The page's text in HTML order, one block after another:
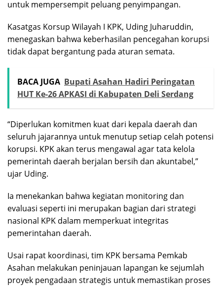
untuk mempersempit peluang penyimpangan.
Kasatgas Korsup Wilayah I KPK, Uding Juharuddin,
menegaskan bahwa keberhasilan pencegahan korupsi
tidak dapat bergantung pada aturan semata.
BACA JUGA Bupati Asahan Hadiri Peringatan
HUT Ke-26 APKASI di Kabupaten Deli Serdang
“Diperlukan komitmen kuat dari kepala daerah dan
seluruh jajarannya untuk menutup setiap celah potensi
korupsi. KPK akan terus mengawal agar tata kelola
pemerintah daerah berjalan bersih dan akuntabel,”
ujar Uding.
Ia menekankan bahwa kegiatan monitoring dan
evaluasi seperti ini merupakan bagian dari strategi
nasional KPK dalam memperkuat integritas
pemerintahan daerah.
Usai rapat koordinasi, tim KPK bersama Pemkab
Asahan melakukan peninjauan lapangan ke sejumlah
proyek pengadaan strategis untuk memastikan proses